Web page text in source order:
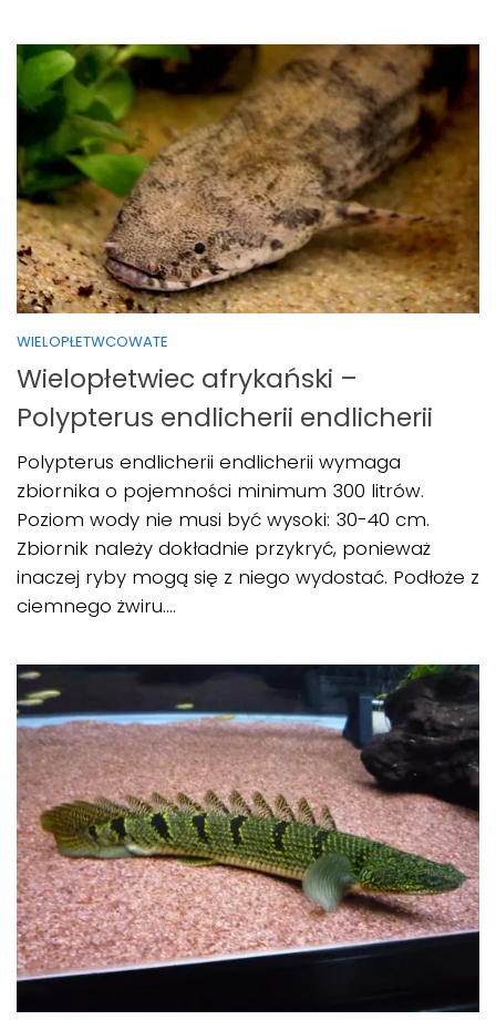
WIELOPŁETWCOWATE
Wielopłetwiec afrykański –
Polypterus endlicherii endlicherii
Polypterus endlicherii endlicherii wymaga
zbiornika o pojemności minimum 300 litrów.
Poziom wody nie musi być wysoki: 30-40 cm.
Zbiornik należy dokładnie przykryć, ponieważ
inaczej ryby mogą się z niego wydostać. Podłoże z
ciemnego żwiru....